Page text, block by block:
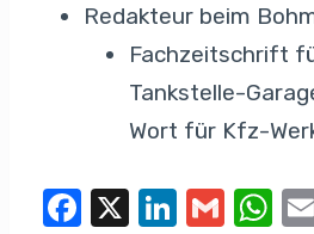
Redakteur beim
Fachzeitschrift
Tankstelle-
Wort für Kfz-
F
X
Li
G
W